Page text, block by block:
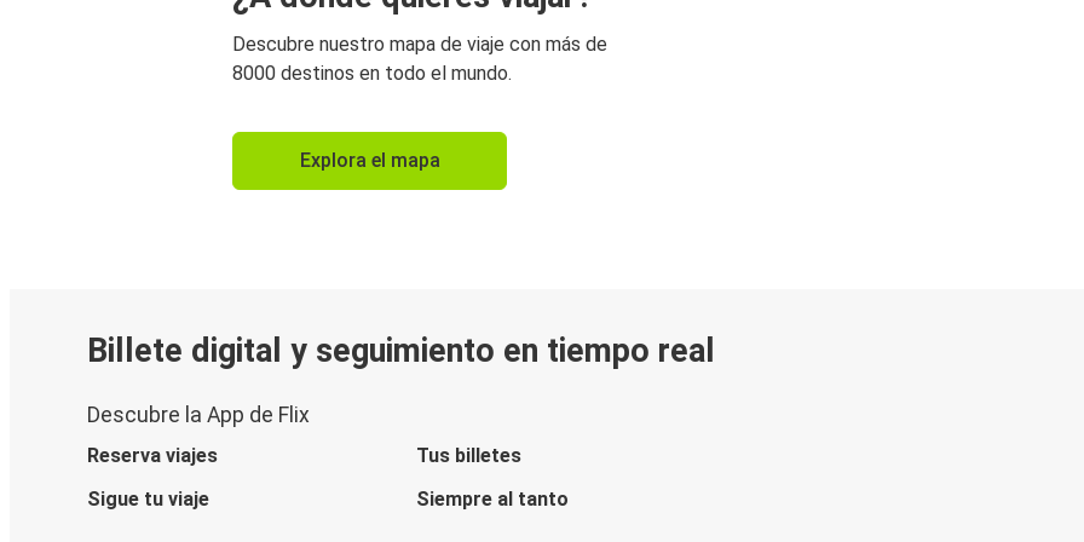
Descubre nuestro mapa de viaje con más de
8000 destinos en todo el mundo.
Explora el mapa
Billete digital y seguimiento en tiempo real
Descubre la App de Flix
Reserva viajes
Tus billetes
Sigue tu viaje
Siempre al tanto